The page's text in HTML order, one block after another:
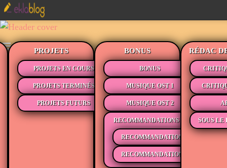
PROJETS
PROJETS EN COURS
PROJETS TERMINÉS
PROJETS FUTURS
BONUS
BONUS
MUSIQUE OST 1
MUSIQUE OST 2
RECOMMANDATIONS
RECOMMANDATIONS MÉDIAS
RECOMMANDATIONS LECTURE
RÉDAC
SOUS